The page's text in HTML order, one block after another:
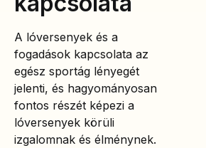
A lóversenyek és a
fogadások kapcsolata az
egész sportág lényegét
jelenti, és hagyományosan
fontos részét képezi a
lóversenyek körüli
izgalomnak és élménynek.